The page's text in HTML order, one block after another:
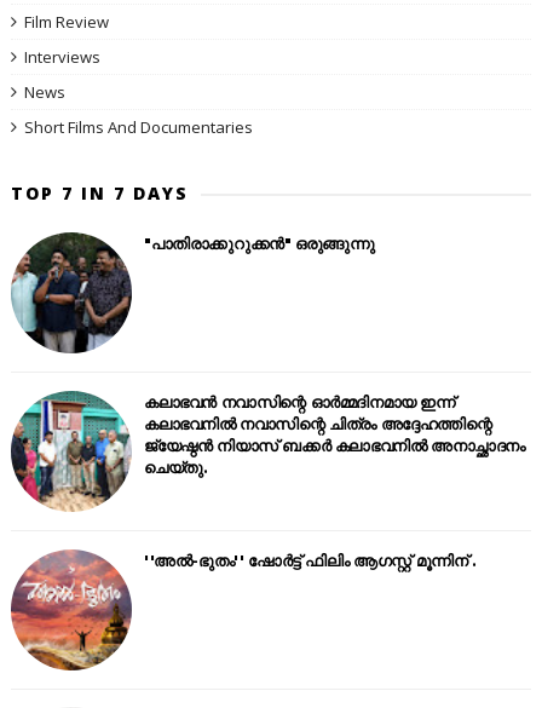
Film Review
Interviews
News
Short Films And Documentaries
TOP 7 IN 7 DAYS
"പാതിരാക്കുറുക്കൻ" ഒരുങ്ങുന്നു
കലാഭവൻ നവാസിന്റെ ഓർമ്മദിനമായ ഇന്ന്
കലാഭവനിൽ നവാസിന്റെ ചിത്രം അദ്ദേഹത്തിന്റെ
ജ്യേഷ്ഠൻ നിയാസ് ബക്കർ കലാഭവനിൽ അനാച്ഛാദനം
ചെയ്തു.
''അൽ-ഭുതം'' ഷോർട്ട് ഫിലിം ആഗസ്റ്റ് മൂന്നിന് .